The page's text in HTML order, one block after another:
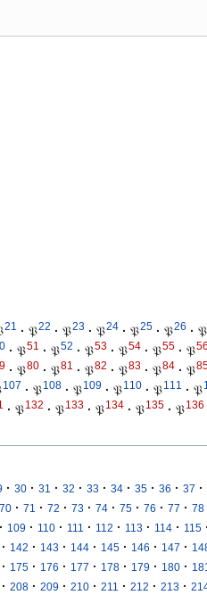
21 · 𝔓22 · 𝔓23 · 𝔓24 · 𝔓25 · 𝔓26 · 𝔓
· 𝔓51 · 𝔓52 · 𝔓53 · 𝔓54 · 𝔓55 · 𝔓56
· 𝔓80 · 𝔓81 · 𝔓82 · 𝔓83 · 𝔓84 · 𝔓
107 · 𝔓108 · 𝔓109 · 𝔓110 · 𝔓111 · 𝔓
· 𝔓132 · 𝔓133 · 𝔓134 · 𝔓135 · 𝔓136
· 30 · 31 · 32 · 33 · 34 · 35 · 36 · 37 ·
70 · 71 · 72 · 73 · 74 · 75 · 76 · 77 · 78
· 109 · 110 · 111 · 112 · 113 · 114 · 115 ·
· 142 · 143 · 144 · 145 · 146 · 147 ·
· 175 · 176 · 177 · 178 · 179 · 180 · 181
· 208 · 209 · 210 · 211 · 212 · 213 ·